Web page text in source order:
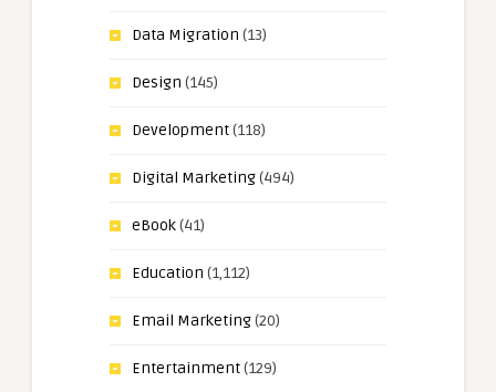
Data Migration (13)
Design (145)
Development(118)
Digital Marketing(494)
eBook(41)
Education (1,112)
Email Marketing(20)
Entertainment(129)